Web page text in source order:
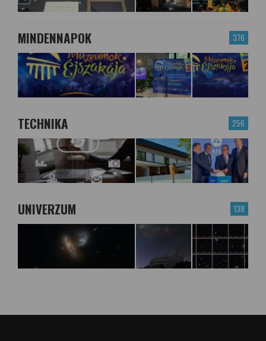
376
MINDENNAPOK
256
TECHNIKA
138
UNIVERZUM